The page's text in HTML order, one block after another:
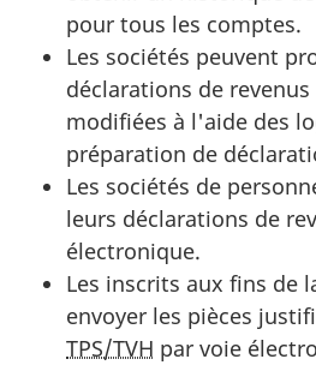
pour tous les comptes.
Les sociétés peuvent
déclarations de
modifiées à l'aide des
préparation de
Les sociétés de
leurs déclarations de
électronique.
Les inscrits aux fins de
envoyer les pièces
TPS/TVH par voie